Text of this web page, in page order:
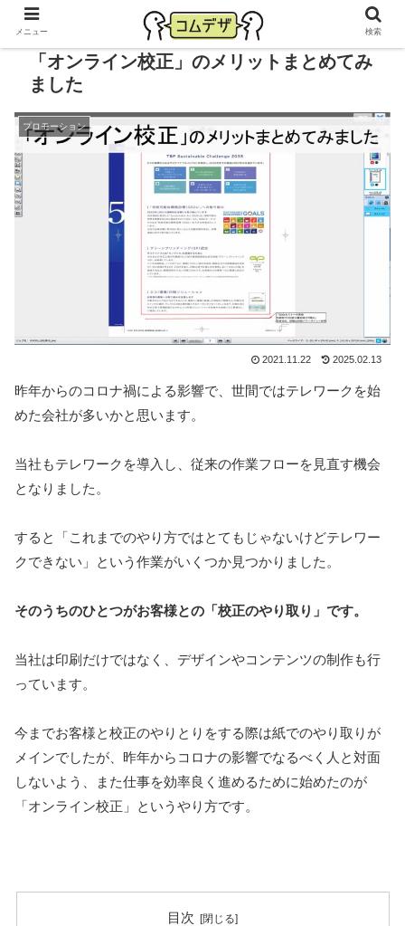
「オンライン校正」のメリットまとめてみ
ました
プロモーション
2021.11.22 2025.02.13
昨年からのコロナ禍による影響で、世間ではテレワークを始
めた会社が多いかと思います。
当社もテレワークを導入し、従来の作業フローを見直す機会
となりました。
すると「これまでのやり方ではとてもじゃないけどテレワー
クできない」という作業がいくつか見つかりました。
そのうちのひとつがお客様との「校正のやり取り」です。
当社は印刷だけではなく、デザインやコンテンツの制作も行
っています。
今までお客様と校正のやりとりをする際は紙でのやり取りが
メインでしたが、昨年からコロナの影響でなるべく人と対面
しないよう、また仕事を効率良く進めるために始めたのが
「オンライン校正」というやり方です。
目次
メニュー 検索